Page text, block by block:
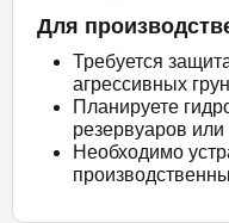
Для
Требуется
агрессивных
Планируете
резервуаров
Необходимо